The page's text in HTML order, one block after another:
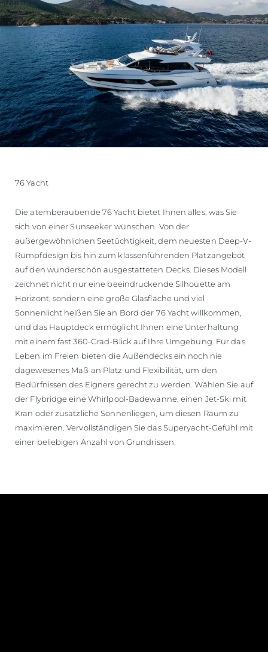
76 Yacht
Die atemberaubende 76 Yacht bietet Ihnen alles, was Sie
sich von einer Sunseeker wünschen. Von der
außergewöhnlichen Seetüchtigkeit, dem neuesten Deep-V-
Rumpfdesign bis hin zum klassenführenden Platzangebot
auf den wunderschön ausgestatteten Decks. Dieses Modell
zeichnet nicht nur eine beeindruckende Silhouette am
Horizont, sondern eine große Glasfläche und viel
Sonnenlicht heißen Sie an Bord der 76 Yacht willkommen,
und das Hauptdeck ermöglicht Ihnen eine Unterhaltung
mit einem fast 360-Grad-Blick auf Ihre Umgebung. Für das
Leben im Freien bieten die Außendecks ein noch nie
dagewesenes Maß an Platz und Flexibilität, um den
Bedürfnissen des Eigners gerecht zu werden. Wählen Sie auf
der Flybridge eine Whirlpool-Badewanne, einen Jet-Ski mit
Kran oder zusätzliche Sonnenliegen, um diesen Raum zu
maximieren. Vervollständigen Sie das Superyacht-Gefühl mit
einer beliebigen Anzahl von Grundrissen.